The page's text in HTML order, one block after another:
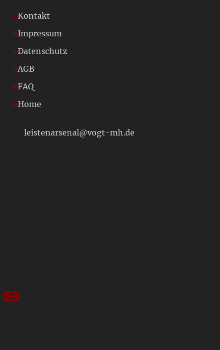
Kontakt
Impressum
Datenschutz
AGB
FAQ
Home
leistenarsenal@vogt-mh.de